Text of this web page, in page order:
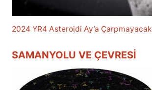
2024 YR4 Asteroidi Ay’a Çarpmayacak
SAMANYOLU VE ÇEVRESI